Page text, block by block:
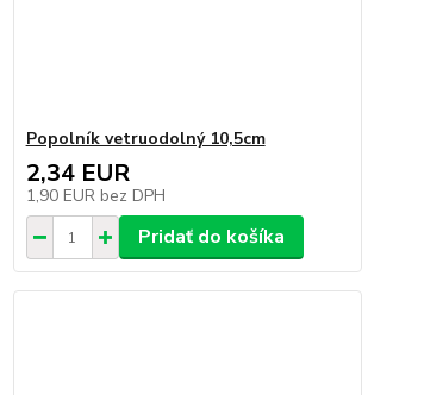
Popolník vetruodolný 10,5cm
2,34 EUR
1,90 EUR bez DPH
Pridať do košíka